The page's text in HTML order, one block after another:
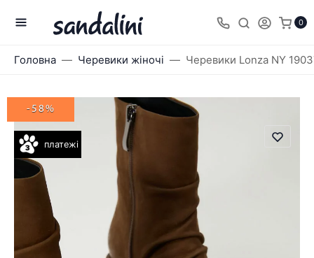
0
Головна Черевики жіночі Черевики Lonza NY
платежі
-58%